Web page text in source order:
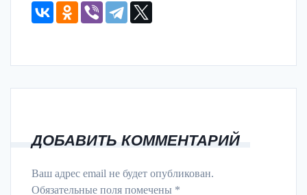
ДОБАВИТЬ КОММЕНТАРИЙ
Ваш адрес email не будет опубликован.
Обязательные поля помечены *